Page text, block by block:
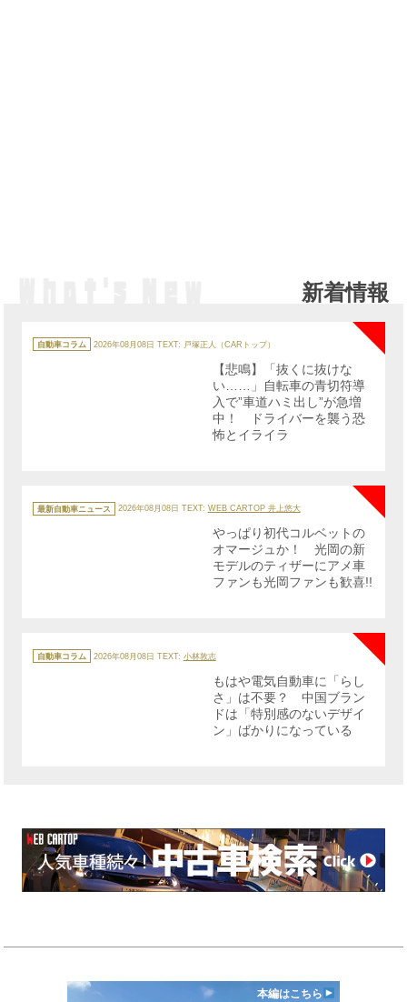
新着情報
テ
ゴ
自動車コラム 2026年08月08日 TEXT: 戸塚正人（CARトップ）
NEW
【悲鳴】「抜くに抜けな
い……」自転車の青切符導
入で”車道ハミ出し”が急増
中！ ドライバーを襲う恐
怖とイライラ
テ
ゴ
最新自動車ニュース 2026年08月08日 TEXT: WEB CARTOP 井上悠大
やっぱり初代コルベットの
オマージュか！ 光岡の新
モデルのティザーにアメ車
ファンも光岡ファンも歓喜!!
テ
ゴ
自動車コラム 2026年08月08日 TEXT: 小林敦志
もはや電気自動車に「らし
さ」は不要？ 中国ブラン
ドは「特別感のないデザイ
ン」ばかりになっている
本編はこちら